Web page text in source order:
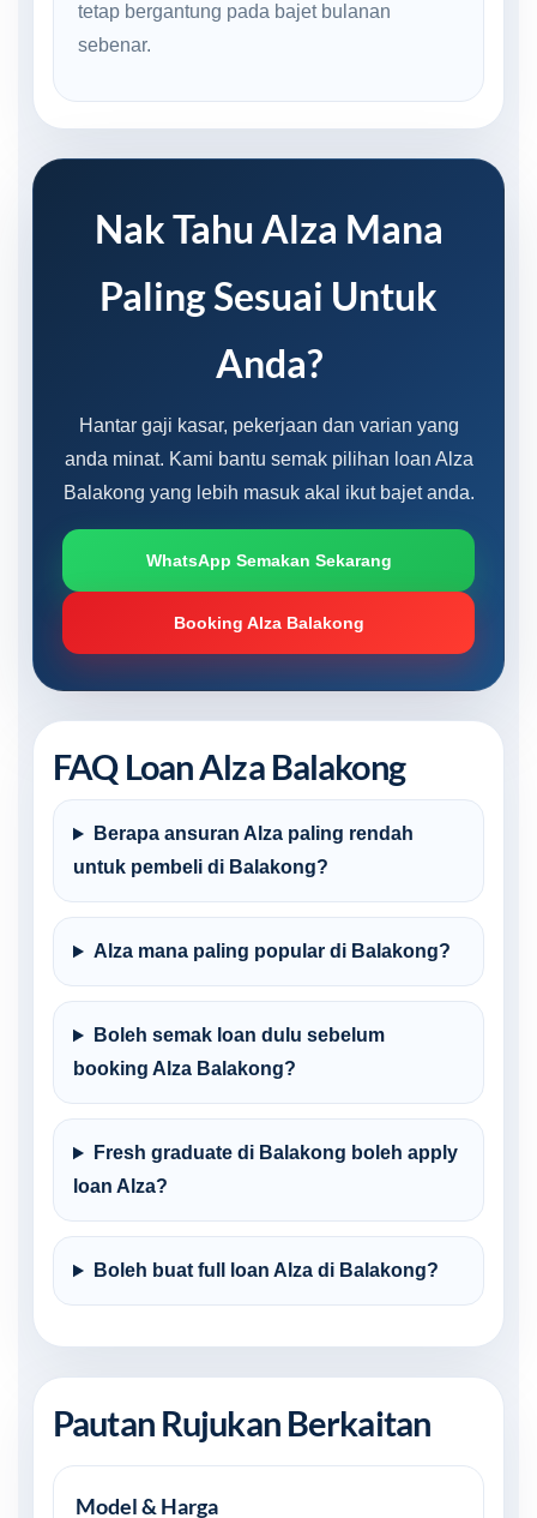
tetap bergantung pada bajet bulanan
sebenar.
Nak Tahu Alza Mana
Paling Sesuai Untuk
Anda?
Hantar gaji kasar, pekerjaan dan varian yang
anda minat. Kami bantu semak pilihan loan Alza
Balakong yang lebih masuk akal ikut bajet anda.
WhatsApp Semakan Sekarang
Booking Alza Balakong
FAQ Loan Alza Balakong
Berapa ansuran Alza paling rendah
untuk pembeli di Balakong?
Alza mana paling popular di Balakong?
Boleh semak loan dulu sebelum
booking Alza Balakong?
Fresh graduate di Balakong boleh apply
loan Alza?
Boleh buat full loan Alza di Balakong?
Pautan Rujukan Berkaitan
Model & Harga